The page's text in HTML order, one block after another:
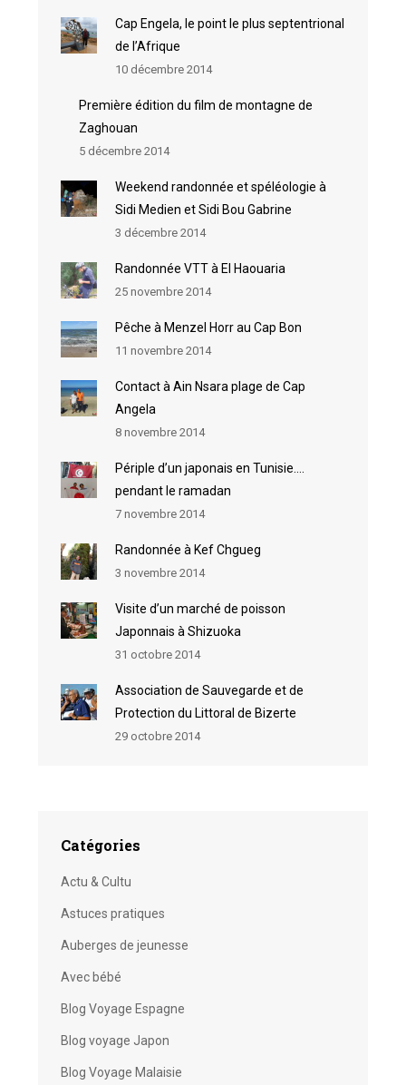
Cap Engela, le point le plus septentrional
de l’Afrique
10 décembre 2014
Première édition du film de montagne de
Zaghouan
5 décembre 2014
Weekend randonnée et spéléologie à
Sidi Medien et Sidi Bou Gabrine
3 décembre 2014
Randonnée VTT à El Haouaria
25 novembre 2014
Pêche à Menzel Horr au Cap Bon
11 novembre 2014
Contact à Ain Nsara plage de Cap
Angela
8 novembre 2014
Périple d’un japonais en Tunisie….
pendant le ramadan
7 novembre 2014
Randonnée à Kef Chgueg
3 novembre 2014
Visite d’un marché de poisson
Japonnais à Shizuoka
31 octobre 2014
Association de Sauvegarde et de
Protection du Littoral de Bizerte
29 octobre 2014
Catégories
Actu & Cultu
Astuces pratiques
Auberges de jeunesse
Avec bébé
Blog Voyage Espagne
Blog voyage Japon
Blog Voyage Malaisie